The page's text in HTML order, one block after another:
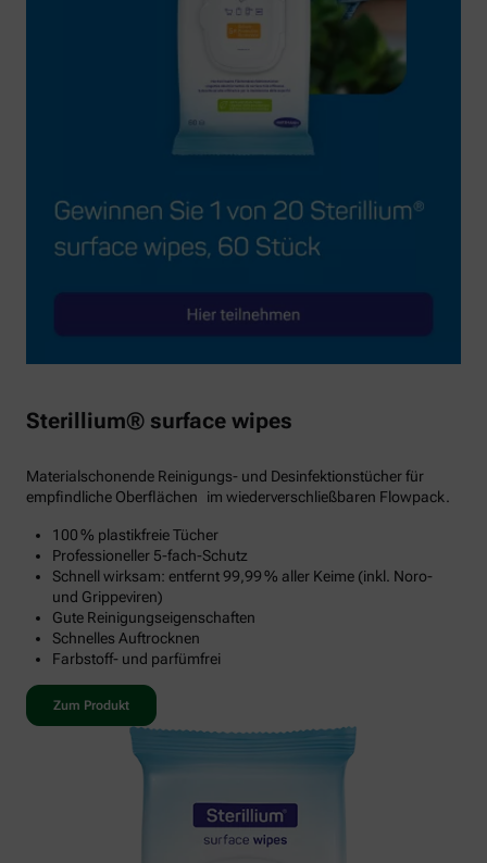
Sterillium® surface wipes
Materialschonende Reinigungs- und Desinfektionstücher für
empfindliche Oberflächen im wiederverschließbaren Flowpack.
100 % plastikfreie Tücher
Professioneller 5-fach-Schutz
Schnell wirksam: entfernt 99,99 % aller Keime (inkl. Noro-
und Grippeviren)
Gute Reinigungseigenschaften
Schnelles Auftrocknen
Farbstoff- und parfümfrei
Zum Produkt